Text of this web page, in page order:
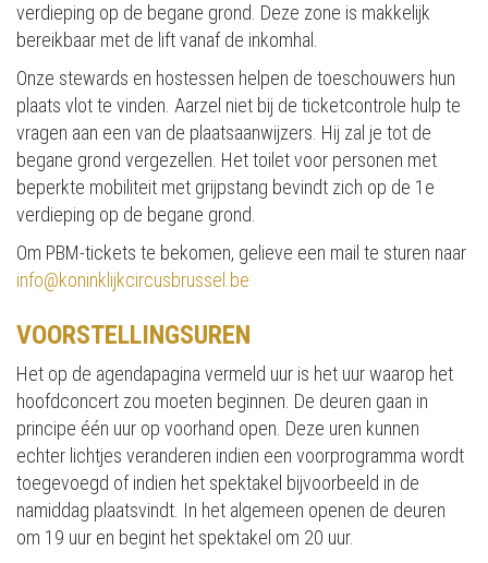
verdieping op de begane grond. Deze zone is makkelijk
bereikbaar met de lift vanaf de inkomhal.
Onze stewards en hostessen helpen de toeschouwers hun
plaats vlot te vinden. Aarzel niet bij de ticketcontrole hulp te
vragen aan een van de plaatsaanwijzers. Hij zal je tot de
begane grond vergezellen. Het toilet voor personen met
beperkte mobiliteit met grijpstang bevindt zich op de 1e
verdieping op de begane grond.
Om PBM-tickets te bekomen, gelieve een mail te sturen naar
info@koninklijkcircusbrussel.be
VOORSTELLINGSUREN
Het op de agendapagina vermeld uur is het uur waarop het
hoofdconcert zou moeten beginnen. De deuren gaan in
principe één uur op voorhand open. Deze uren kunnen
echter lichtjes veranderen indien een voorprogramma wordt
toegevoegd of indien het spektakel bijvoorbeeld in de
namiddag plaatsvindt. In het algemeen openen de deuren
om 19 uur en begint het spektakel om 20 uur.